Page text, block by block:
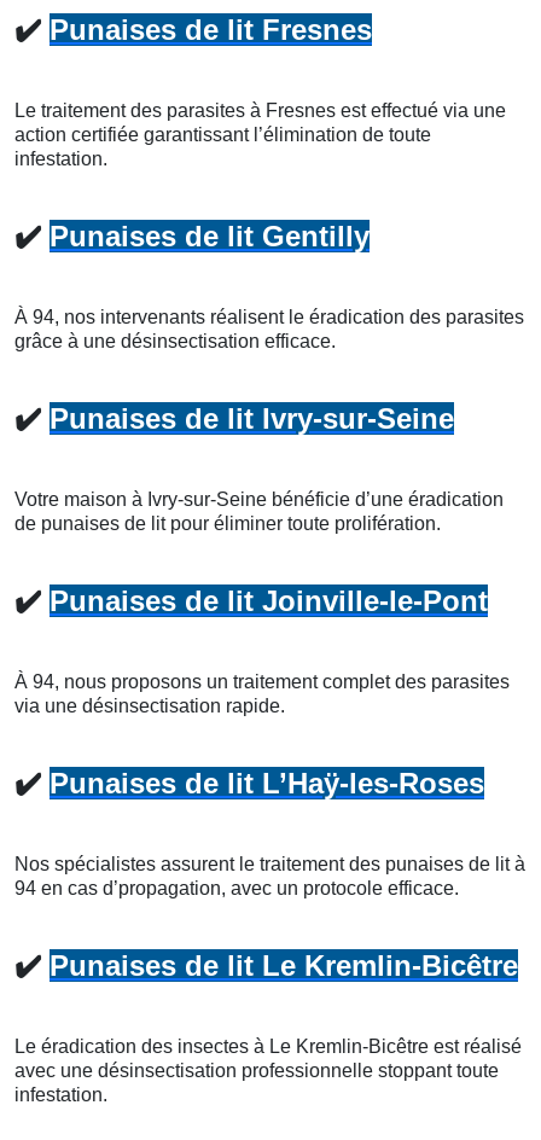
✔️ Punaises de lit Fresnes
Le traitement des parasites à Fresnes est effectué via une
action certifiée garantissant l’élimination de toute
infestation.
✔️ Punaises de lit Gentilly
À 94, nos intervenants réalisent le éradication des parasites
grâce à une désinsectisation efficace.
✔️ Punaises de lit Ivry-sur-Seine
Votre maison à Ivry-sur-Seine bénéficie d’une éradication
de punaises de lit pour éliminer toute prolifération.
✔️ Punaises de lit Joinville-le-Pont
À 94, nous proposons un traitement complet des parasites
via une désinsectisation rapide.
✔️ Punaises de lit L’Haÿ-les-Roses
Nos spécialistes assurent le traitement des punaises de lit à
94 en cas d’propagation, avec un protocole efficace.
✔️ Punaises de lit Le Kremlin-Bicêtre
Le éradication des insectes à Le Kremlin-Bicêtre est réalisé
avec une désinsectisation professionnelle stoppant toute
infestation.